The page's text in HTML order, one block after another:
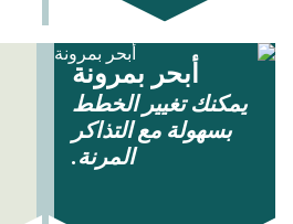
أبحر بمرونة
يمكنك تغيير الخطط
بسهولة مع التذاكر
المرنة.